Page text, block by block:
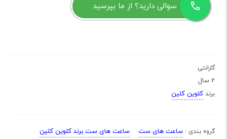
سوالی دارید؟ از ما بپرسید
گارانتی
2 سال
برند کلوین کلین
گروه بندی : ساعت های ست ساعت های ست برند کلوین کلین